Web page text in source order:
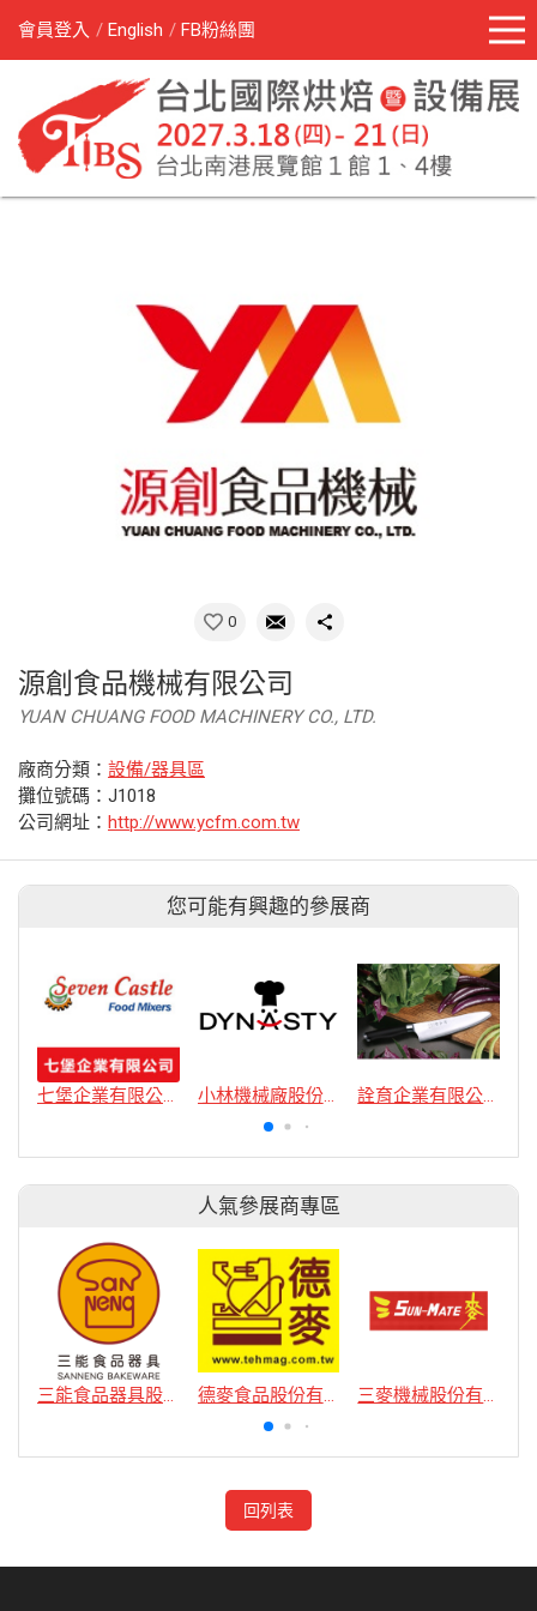
會員登入 English FB粉絲團
0
源創食品機械有限公司
YUAN CHUANG FOOD MACHINERY CO., LTD.
廠商分類： 設備/器具區
攤位號碼：J1018
公司網址： http://www.ycfm.com.tw
您可能有興趣的參展商
七堡企業有限公司 小林機械廠股份有限公司 詮育企業有限公司
人氣參展商專區
回列表